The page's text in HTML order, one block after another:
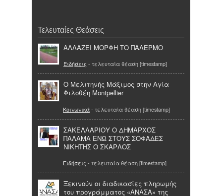
Τελευταίες Θεάσεις
ΑΛΛΑΖΕΙ ΜΟΡΦΗ ΤΟ ΠΑΛΕΡΜΟ
Ειδήσεις - τελευταία θέαση [timestamp]
Ο Μελιτηνής Μάξιμος στην Αγία
Φιλοθέη Montpellier
Κοινωνικά- τελευταία θέαση [timestamp]
ΣΑΚΕΛΛΑΡΙΟΥ Ο ΔΗΜΑΡΧΟΣ
ΠΑΛΑΜΑ ΕΝΩ ΣΤΟΥΣ ΣΟΦΑΔΕΣ
ΝΙΚΗΤΗΣ Ο ΣΚΑΡΛΟΣ
Ειδήσεις - τελευταία θέαση [timestamp]
Ξεκινούν οι διαδικασίες πληρωμής
του προγράμματος «ΑΝΑΣΑ» της